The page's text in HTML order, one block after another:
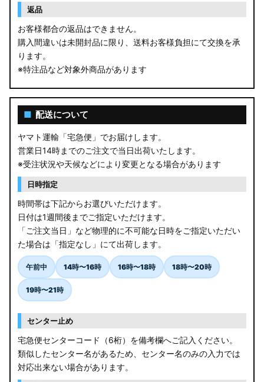
返品
お客様都合の返品はできません。
購入間違いは未開封品に限り、送料お客様負担にて交換を承
ります。
※特注品など対象外商品があります
■ 配送について
ヤマト運輸「宅急便」でお届けします。
営業日14時までのご注文で当日出荷いたします。
※受注状況や天候などにより変更となる場合があります
日時指定
時間帯は下記からお選びいただけます。
日付は1週間後までご指定いただけます。
「ご注文当日」など物理的に不可能な日時をご指定いただい
た場合は「指定なし」にて出荷します。
午前中 14時〜16時 16時〜18時 18時〜20時
19時〜21時
センター止め
宅急便センターコード（6桁）を備考欄へご記入ください。
類似したセンター名があるため、センター名のみの入力では
対応出来ない場合があります。